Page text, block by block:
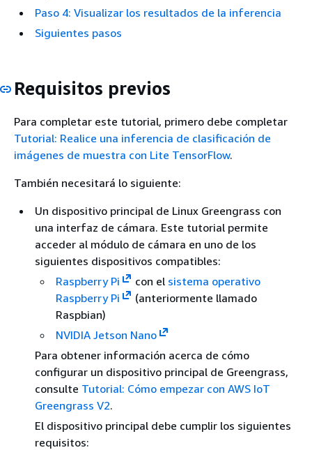
Paso 4: Visualizar los resultados de la inferencia
Siguientes pasos
Requisitos previos
Para completar este tutorial, primero debe completar
Tutorial: Realice una inferencia de clasificación de
imágenes de muestra con Lite TensorFlow.
También necesitará lo siguiente:
Un dispositivo principal de Linux Greengrass con
una interfaz de cámara. Este tutorial permite
acceder al módulo de cámara en uno de los
siguientes dispositivos compatibles:
Raspberry Pi
con el sistema operativo
Raspberry Pi
(anteriormente llamado
Raspbian)
NVIDIA Jetson Nano
Para obtener información acerca de cómo
configurar un dispositivo principal de Greengrass,
consulte Tutorial: Cómo empezar con AWS IoT
Greengrass V2.
El dispositivo principal debe cumplir los siguientes
requisitos: